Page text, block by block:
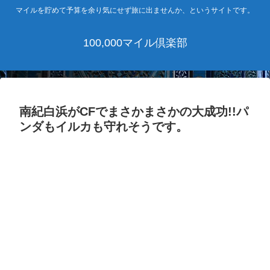
マイルを貯めて予算を余り気にせず旅に出ませんか、というサイトです。
100,000マイル倶楽部
南紀白浜がCFでまさかまさかの大成功!!パ
ンダもイルカも守れそうです。